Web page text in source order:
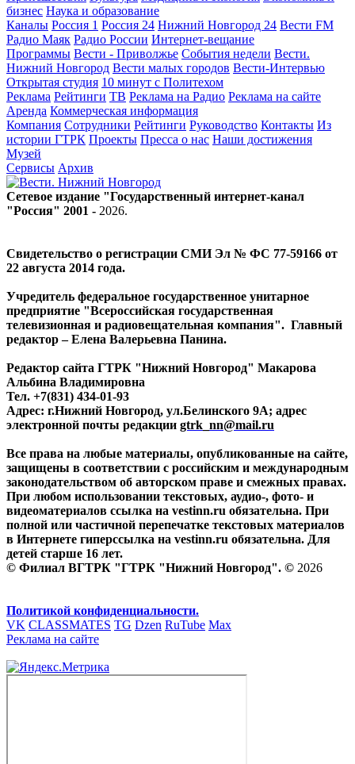
бизнес Наука и образование
Каналы Россия 1 Россия 24 Нижний Новгород 24 Вести FM
Радио Маяк Радио России Интернет-вещание
Программы Вести - Приволжье События недели Вести.
Нижний Новгород Вести малых городов Вести-Интервью
Открытая студия 10 минут с Политехом
Реклама Рейтинги ТВ Реклама на Радио Реклама на сайте
Аренда Коммерческая информация
Компания Сотрудники Рейтинги Руководство Контакты Из
истории ГТРК Проекты Пресса о нас Наши достижения
Музей
Сервисы Архив
Сетевое издание "Государственный интернет-канал
"Россия" 2001 - 2026.
Свидетельство о регистрации СМИ Эл № ФС 77-59166 от
22 августа 2014 года.
Учредитель федеральное государственное унитарное
предприятие "Всероссийская государственная
телевизионная и радиовещательная компания". Главный
редактор – Елена Валерьевна Панина.
Редактор сайта ГТРК "Нижний Новгород" Макарова
Альбина Владимировна
Тел. +7(831) 434-01-93
Адрес: г.Нижний Новгород, ул.Белинского 9А; адрес
электронной почты редакции gtrk_nn@mail.ru
Все права на любые материалы, опубликованные на сайте,
защищены в соответствии с российским и международным
законодательством об авторском праве и смежных правах.
При любом использовании текстовых, аудио-, фото- и
видеоматериалов ссылка на vestinn.ru обязательна. При
полной или частичной перепечатке текстовых материалов
в Интернете гиперссылка на vestinn.ru обязательна. Для
детей старше 16 лет.
© Филиал ВГТРК "ГТРК "Нижний Новгород". © 2026
Политикой конфиденциальности.
VK CLASSMATES TG Dzen RuTube Max
Реклама на сайте